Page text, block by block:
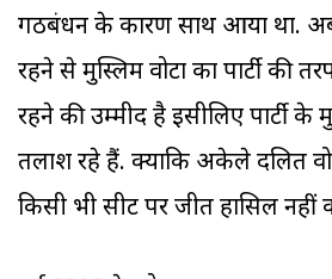
गठबंधन के कारण साथ आया था.
रहने से मुस्ल‍िम वोटों का पार्टी की
रहने की उम्मीद है इसीलिए पार्टी
तलाश रहे हैं. क्योंकि अकेले दलित
किसी भी सीट पर जीत हासिल